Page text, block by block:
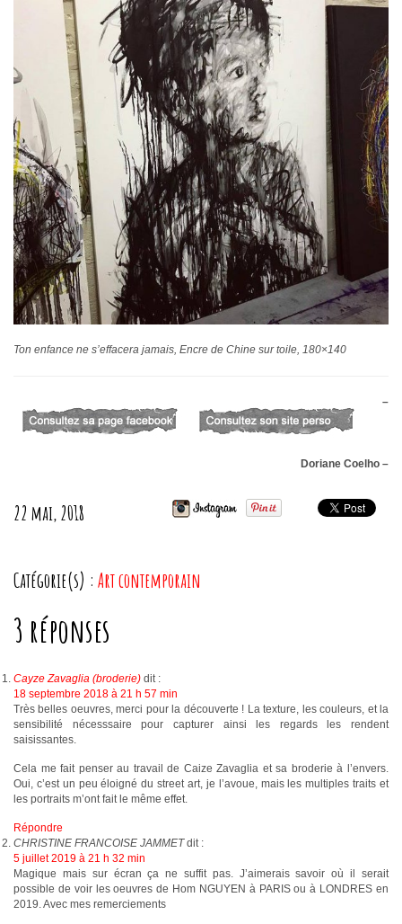
Ton enfance ne s’effacera jamais, Encre de Chine sur toile, 180×140
–
Doriane Coelho –
22 mai, 2018
Catégorie(s) : Art contemporain
3 réponses
Cayze Zavaglia (broderie) dit :
18 septembre 2018 à 21 h 57 min
Très belles oeuvres, merci pour la découverte ! La texture, les couleurs, et la
sensibilité nécesssaire pour capturer ainsi les regards les rendent
saisissantes.
Cela me fait penser au travail de Caize Zavaglia et sa broderie à l’envers.
Oui, c’est un peu éloigné du street art, je l’avoue, mais les multiples traits et
les portraits m’ont fait le même effet.
Répondre
CHRISTINE FRANCOISE JAMMET dit :
5 juillet 2019 à 21 h 32 min
Magique mais sur écran ça ne suffit pas. J’aimerais savoir où il serait
possible de voir les oeuvres de Hom NGUYEN à PARIS ou à LONDRES en
2019. Avec mes remerciements